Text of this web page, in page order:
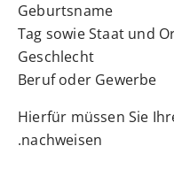
Geburtsname
Tag sowie Staat und
Geschlecht
Beruf oder Gewerbe
Hierfür müssen Sie
nachweisen.